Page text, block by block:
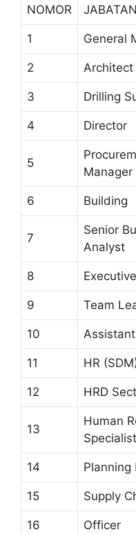
NOMOR JABATAN
1 General
2 Architect
3 Drilling
4 Director
5
Manager
6 Building
7
Senior
Analyst
8
9 Team
10
11 HR
12 HRD
13
Human
Specialist
14 Planning
15 Supply
16 Officer